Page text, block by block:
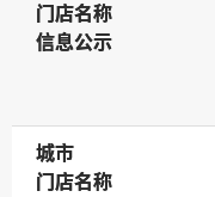
门店名称
门店名称
信息公示
信息公示
城市
城市
门店名称
门店名称